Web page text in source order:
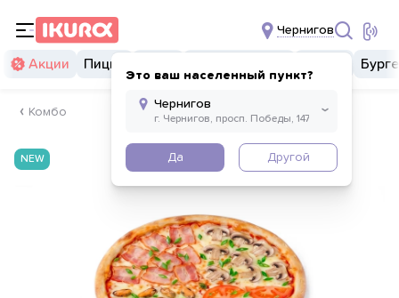
Чернигов
Это ваш населенный пункт?
Да Другой
Акции Пицца
Комбо
NEW